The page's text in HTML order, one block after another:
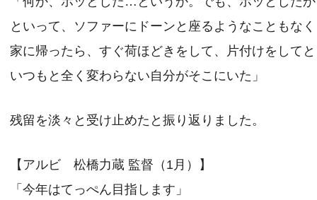
といって、ソファーにドーンと座るようなこともな
家に帰ったら、すぐ荷ほどきをして、片付けをして
いつもと全く変わらない自分がそこにいた」
残留を淡々と受け止めたと振り返りました。
【アルビ 松橋力蔵 監督（1月）】
「今年はてっぺん目指します」